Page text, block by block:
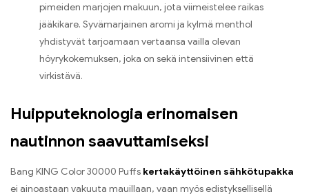
pimeiden marjojen makuun, jota viimeistelee raikas
jääkikare. Syvämarjainen aromi ja kylmä menthol
yhdistyvät tarjoamaan vertaansa vailla olevan
höyrykokemuksen, joka on sekä intensiivinen että
virkistävä.
Huipputeknologia erinomaisen
nautinnon saavuttamiseksi
Bang KING Color 30000 Puffs kertakäyttöinen sähkötupakka
ei ainoastaan vakuuta mauillaan, vaan myös edistyksellisellä